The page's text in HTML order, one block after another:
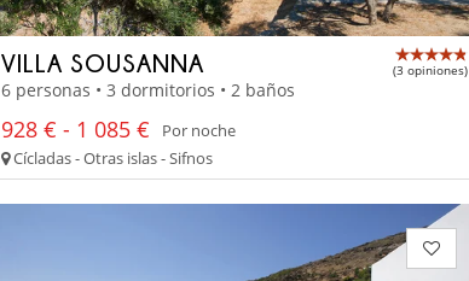
VILLA SOUSANNA (3 opiniones)
6 personas • 3 dormitorios • 2 baños
928 € - 1 085 €
Por noche
Cícladas - Otras islas - Sifnos